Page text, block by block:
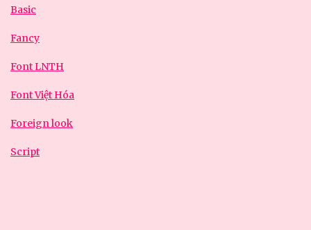
Basic
Fancy
Font LNTH
Font Việt Hóa
Foreign look
Script